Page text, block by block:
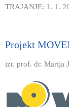
TRAJANJE: 1. 1.
Projekt
izr. prof. dr. Marija